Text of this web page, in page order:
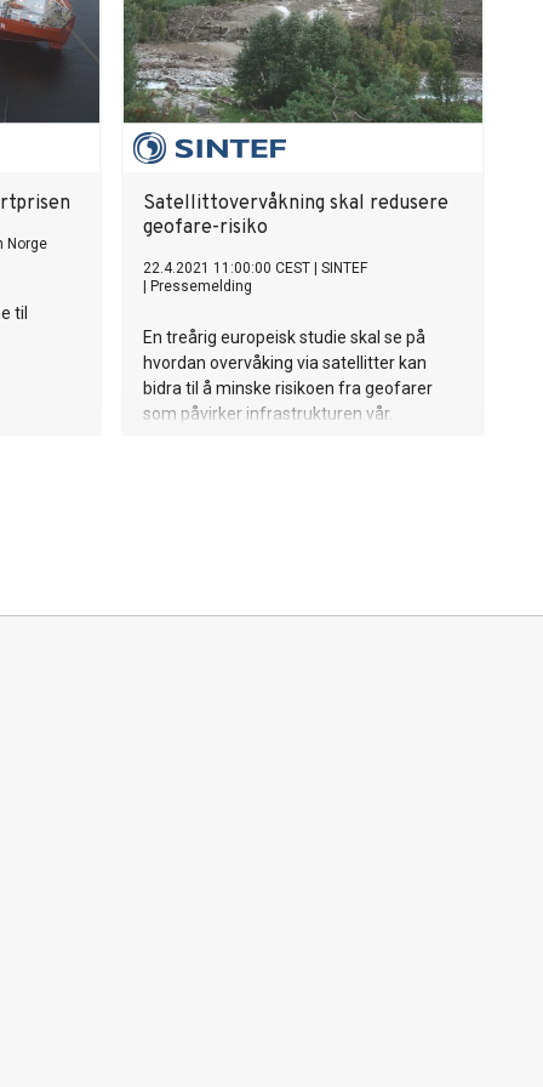
Norge
til
Satellittovervåkning skal redusere
geofare-risiko
22.4.2021 11:00:00 CEST
SINTEF
Pressemelding
En treårig europeisk studie skal se på
hvordan overvåking via satellitter kan
bidra til å minske risikoen fra geofarer
som påvirker infrastrukturen vår.